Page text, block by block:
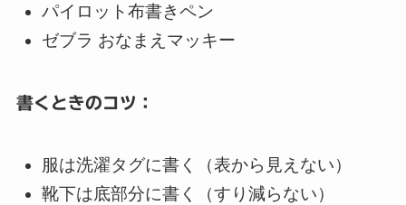
パイロット布書きペン
ゼブラ おなまえマッキー
書くときのコツ：
服は洗濯タグに書く（表から見えない）
靴下は底部分に書く（すり減らない）